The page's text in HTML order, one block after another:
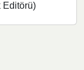
Editörü)